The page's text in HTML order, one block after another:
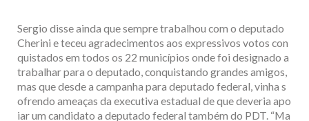
Sergio disse ainda que sempre trabalhou com o deputado
Cherini e teceu agradecimentos aos expressivos votos con
quistados em todos os 22 municípios onde foi designado a
trabalhar para o deputado, conquistando grandes amigos,
mas que desde a campanha para deputado federal, vinha s
ofrendo ameaças da executiva estadual de que deveria apo
iar um candidato a deputado federal também do PDT. “Ma